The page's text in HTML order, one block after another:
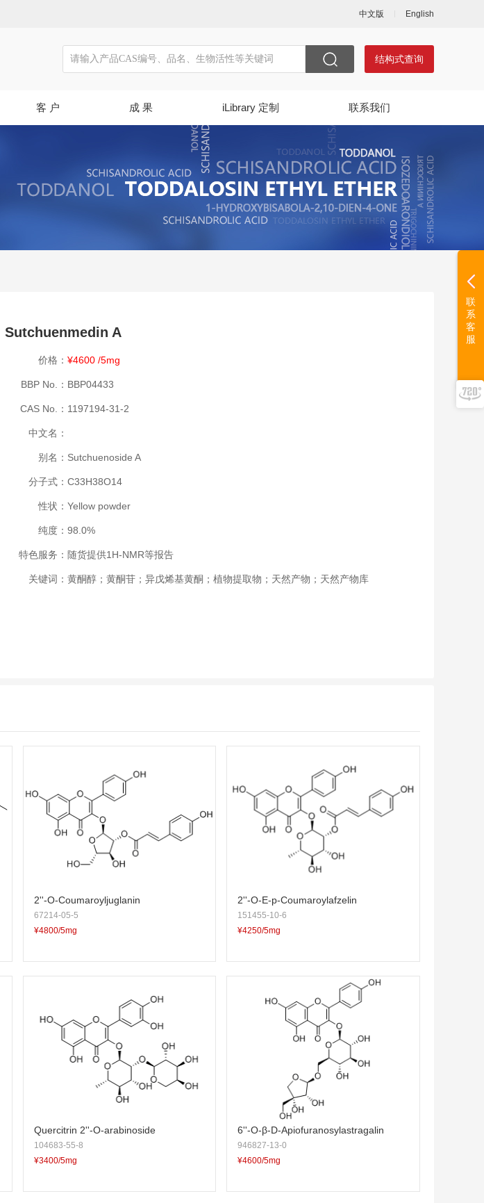
中文版 English
结构式查询
客 户 成 果 iLibrary 定制 联系我们
Sutchuenmedin A
价格： ¥4600 /5mg
BBP No.： BBP04433
CAS No.： 1197194-31-2
中文名：
别名： Sutchuenoside A
分子式： C33H38O14
性状： Yellow powder
纯度： 98.0%
特色服务： 随货提供1H-NMR等报告
关键词： 黄酮醇；黄酮苷；异戊烯基黄酮；植物提取物；天然产物；天然产物库
2''-O-Coumaroyljuglanin
67214-05-5
¥4800/5mg
2''-O-E-p-Coumaroylafzelin
151455-10-6
¥4250/5mg
Quercitrin 2''-O-arabinoside
104683-55-8
¥3400/5mg
6''-O-β-D-Apiofuranosylastragalin
946827-13-0
¥4600/5mg
联
系
客
服